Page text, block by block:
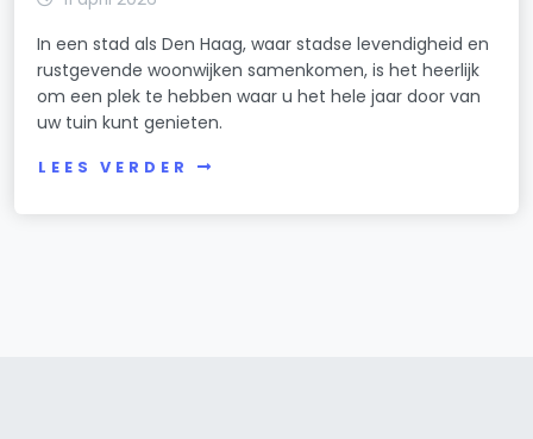
In een stad als Den Haag, waar stadse levendigheid en
rustgevende woonwijken samenkomen, is het heerlijk
om een plek te hebben waar u het hele jaar door van
uw tuin kunt genieten.
LEES VERDER